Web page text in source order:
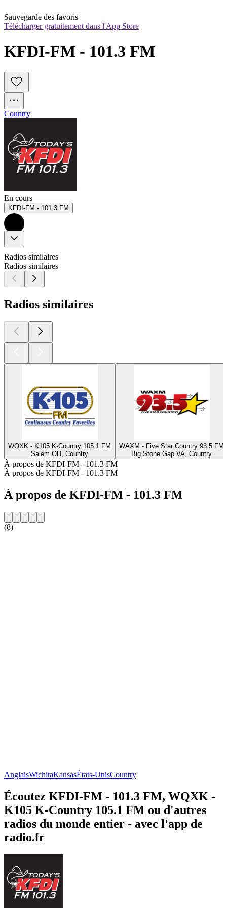
Sauvegarde des favoris
Télécharger gratuitement dans l'App Store
KFDI-FM - 101.3 FM
Country
En cours
KFDI-FM - 101.3 FM
Radios similaires
Radios similaires
Radios similaires
WQXK - K105 K-Country 105.1 FM
Salem OH, Country
WAXM - Five Star Country 93.5 FM
Big Stone Gap VA, Country
À propos de KFDI-FM - 101.3 FM
À propos de KFDI-FM - 101.3 FM
À propos de KFDI-FM - 101.3 FM
(8)
AnglaisWichitaKansasÉtats-UnisCountry
Écoutez KFDI-FM - 101.3 FM, WQXK -
K105 K-Country 105.1 FM ou d'autres
radios du monde entier - avec l'app de
radio.fr